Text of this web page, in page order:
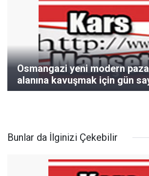
Osmangazi yeni modern
alanına kavuşmak için gün
Bunlar da İlginizi Çekebilir